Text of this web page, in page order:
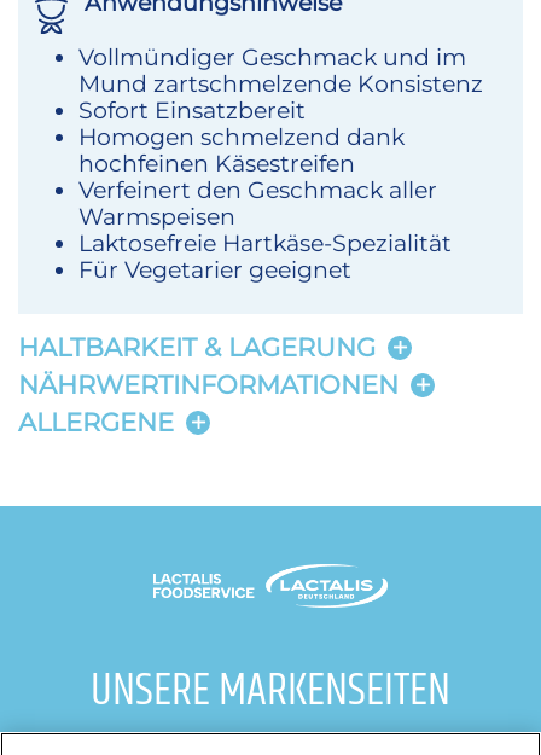
Vollmündiger Geschmack und im
Mund zartschmelzende Konsistenz
Sofort Einsatzbereit
Homogen schmelzend dank
hochfeinen Käsestreifen
Verfeinert den Geschmack aller
Warmspeisen
Laktosefreie Hartkäse-Spezialität
Für Vegetarier geeignet
HALTBARKEIT & LAGERUNG
NÄHRWERTINFORMATIONEN
ALLERGENE
UNSERE MARKENSEITEN